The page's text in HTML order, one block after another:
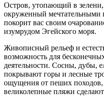
Остров, утопающий в
окруженный мечтательными
покорит вас своим
изумрудом Эгейского моря.
Живописный рельеф и
возможность для
деятельности. Сосны, дубы,
покрывают горы и лесные
ощущения от пеших
великолепные пляжи